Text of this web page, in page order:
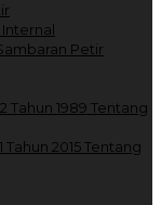
Petir
1989 Tentang
2015 Tentang